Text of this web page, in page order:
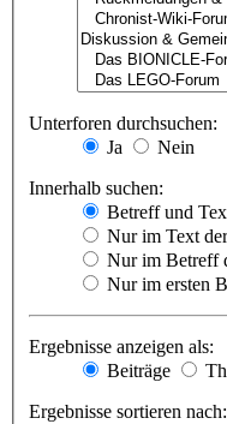
Unterforen durchsuchen:
Ja
Nein
Innerhalb suchen:
Betreff und
Nur im Text
Nur im Betreff
Nur im ersten
Ergebnisse anzeigen als:
Beiträge
Ergebnisse sortieren nach: